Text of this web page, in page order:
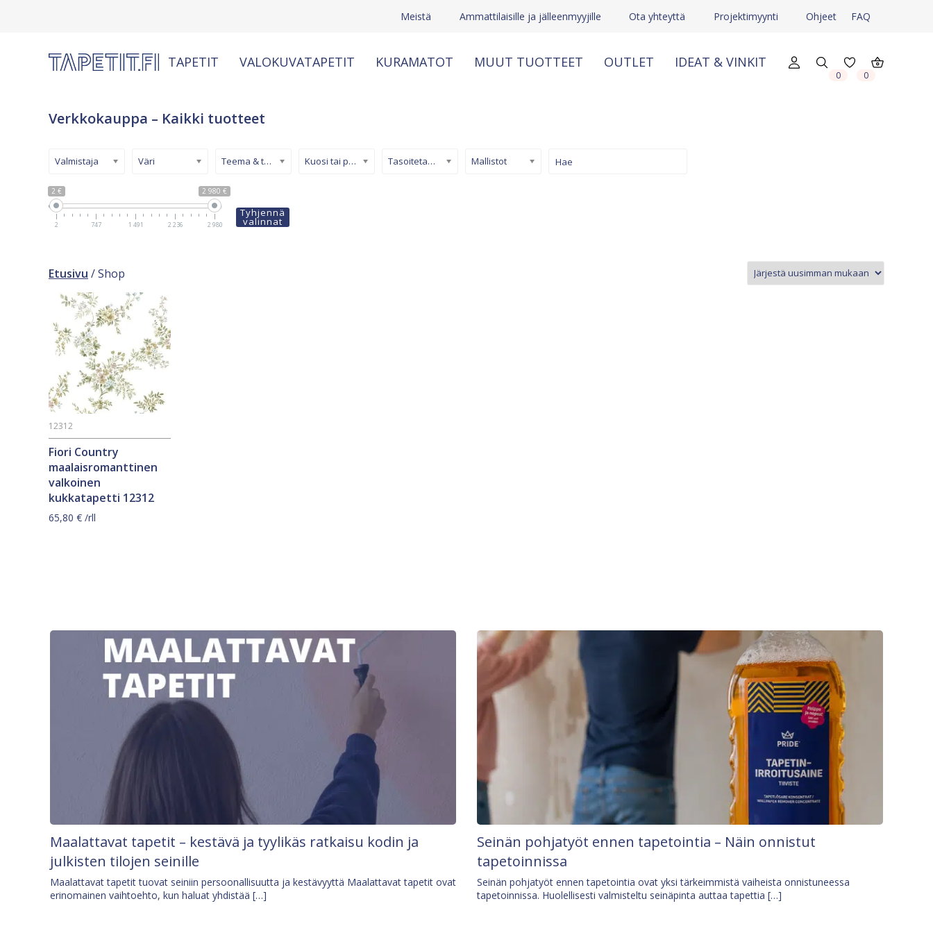
Meistä Ammattilaisille ja jälleenmyyjille Ota yhteyttä Projektimyynti Ohjeet FAQ
TAPETIT VALOKUVATAPETIT KURAMATOT MUUT TUOTTEET OUTLET IDEAT & VINKIT
0 0
Verkkokauppa – Kaikki tuotteet
2 € 2 980 €
2 747 1 491 2 236 2 980
Valmistaja Väri Teema & tyyli Kuosi tai pinta Tasoitetapetti Mallistot
Tyhjennä
valinnat
Etusivu / Shop
Fiori Country
maalaisromanttinen
valkoinen
kukkatapetti 12312
12312
65,80 € /rll
Maalattavat tapetit – kestävä ja tyylikäs ratkaisu kodin ja
julkisten tilojen seinille
Maalattavat tapetit tuovat seiniin persoonallisuutta ja kestävyyttä Maalattavat tapetit ovat
erinomainen vaihtoehto, kun haluat yhdistää […]
Seinän pohjatyöt ennen tapetointia – Näin onnistut
tapetoinnissa
Seinän pohjatyöt ennen tapetointia ovat yksi tärkeimmistä vaiheista onnistuneessa
tapetoinnissa. Huolellisesti valmisteltu seinäpinta auttaa tapettia […]